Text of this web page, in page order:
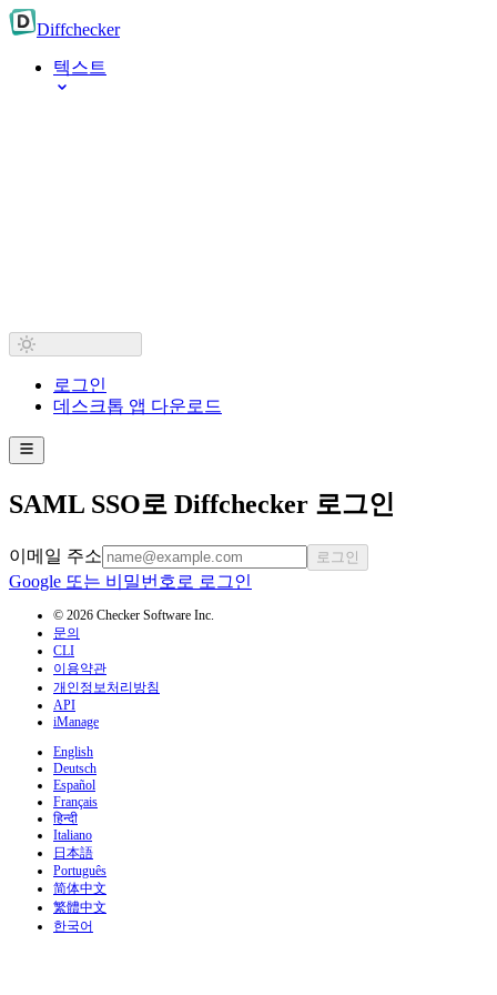
Diffchecker
텍스트
로그인
데스크톱 앱 다운로드
SAML SSO로 Diffchecker 로그인
이메일 주소 로그인
Google 또는 비밀번호로 로그인
© 2026 Checker Software Inc.
문의
CLI
이용약관
개인정보처리방침
API
iManage
English
Deutsch
Español
Français
हिन्दी
Italiano
日本語
Português
简体中文
繁體中文
한국어